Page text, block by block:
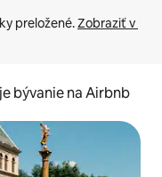
preložené. Zobraziť v
bývanie na Airbnb